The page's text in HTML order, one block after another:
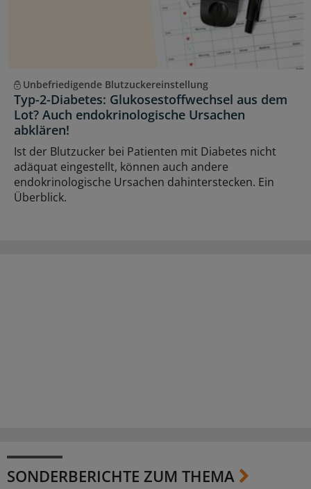
Unbefriedigende Blutzuckereinstellung
Typ-2-Diabetes: Glukosestoffwechsel aus dem
Lot? Auch endokrinologische Ursachen
abklären!
Ist der Blutzucker bei Patienten mit Diabetes nicht
adäquat eingestellt, können auch andere
endokrinologische Ursachen dahinterstecken. Ein
Überblick.
SONDERBERICHTE ZUM THEMA